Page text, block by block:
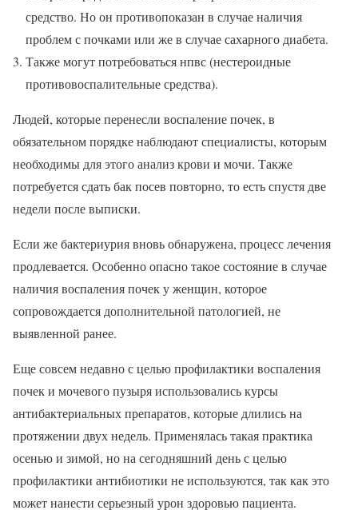
средство. Но он противопоказан в случае наличия
проблем с почками или же в случае сахарного диабета.
Также могут потребоваться нпвс (нестероидные
противовоспалительные средства).
Людей, которые перенесли воспаление почек, в
обязательном порядке наблюдают специалисты, которым
необходимы для этого анализ крови и мочи. Также
потребуется сдать бак посев повторно, то есть спустя две
недели после выписки.
Если же бактериурия вновь обнаружена, процесс лечения
продлевается. Особенно опасно такое состояние в случае
наличия воспаления почек у женщин, которое
сопровождается дополнительной патологией, не
выявленной ранее.
Еще совсем недавно с целью профилактики воспаления
почек и мочевого пузыря использовались курсы
антибактериальных препаратов, которые длились на
протяжении двух недель. Применялась такая практика
осенью и зимой, но на сегодняшний день с целью
профилактики антибиотики не используются, так как это
может нанести серьезный урон здоровью пациента.